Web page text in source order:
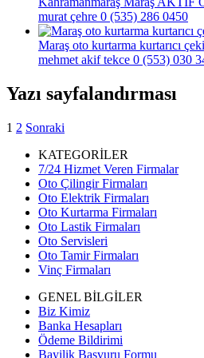
murat çehre 0 (535) 286 0450
Maraş oto kurtarma kurtarıcı
mehmet akif tekce 0 (553) 030
Yazı sayfalandırması
1 2 Sonraki
KATEGORİLER
7/24 Hizmet Veren Firmalar
Oto Çilingir Firmaları
Oto Elektrik Firmaları
Oto Kurtarma Firmaları
Oto Lastik Firmaları
Oto Servisleri
Oto Tamir Firmaları
Vinç Firmaları
GENEL BİLGİLER
Biz Kimiz
Banka Hesapları
Ödeme Bildirimi
Bayilik Başvuru Formu